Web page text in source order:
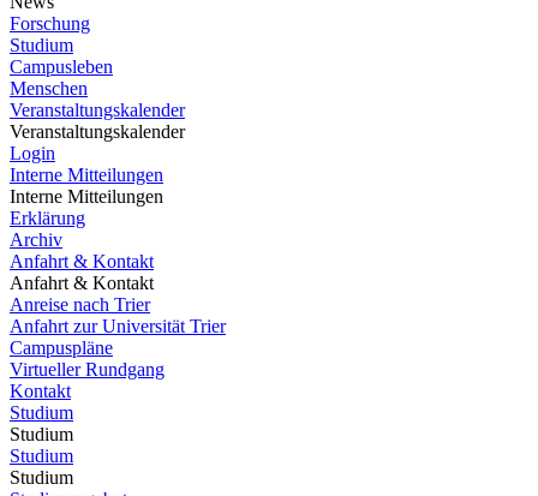
Forschung
Studium
Campusleben
Menschen
Veranstaltungskalender
Veranstaltungskalender
Login
Interne Mitteilungen
Interne Mitteilungen
Erklärung
Archiv
Anfahrt & Kontakt
Anfahrt & Kontakt
Anreise nach Trier
Anfahrt zur Universität Trier
Campuspläne
Virtueller Rundgang
Kontakt
Studium
Studium
Studium
Studium